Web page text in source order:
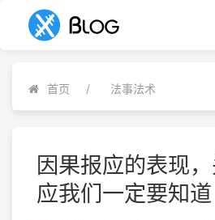
首页 法事法术
因果报应的表现
应我们一定要知道